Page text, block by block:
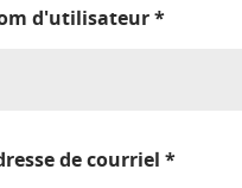
d'utilisateur*
de courriel *